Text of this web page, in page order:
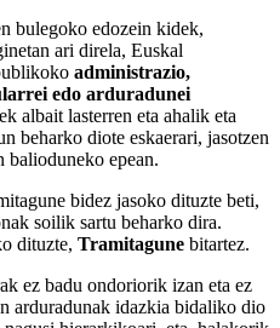
bulegoko edozein kidek,
ari direla, Euskal
administrazio,
edo arduradunei
albait lasterren eta ahalik eta
beharko diote eskaerari, jasotzen
balioduneko epean.
bidez jasoko dituzte beti,
soilik sartu beharko dira.
dituzte, Tramitagune bitartez.
ez badu ondoriorik izan eta ez
arduradunak idazkia bidaliko dio